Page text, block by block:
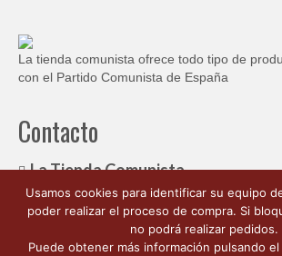
La tienda comunista ofrece todo tipo de
con el Partido Comunista de España
Contacto
La Tienda Comunista
c/ Ambrosio de Morales, 1
Córdoba España 14003
662 176 563
Usamos cookies para identificar su equipo
poder realizar el proceso de compra. Si
no podrá realizar pedidos.
Puede obtener más información pulsando